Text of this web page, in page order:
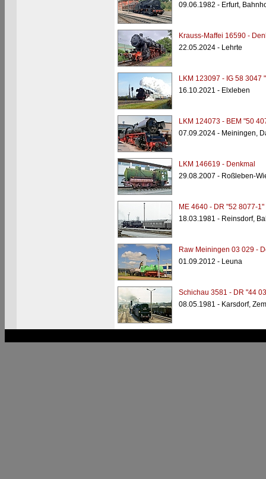
09.06.1982 - Erfurt,
Krauss-Maffei 16590 -
22.05.2024 - Lehrte
LKM 123097 - IG 58 3047
16.10.2021 - Elxleben
LKM 124073 - BEM "50
07.09.2024 - Meiningen,
LKM 146619 - Denkmal
29.08.2007 - Roßleben-
ME 4640 - DR "52 8077-1"
18.03.1981 - Reinsdorf,
Raw Meiningen 03 029 -
01.09.2012 - Leuna
Schichau 3581 - DR "44
08.05.1981 - Karsdorf,